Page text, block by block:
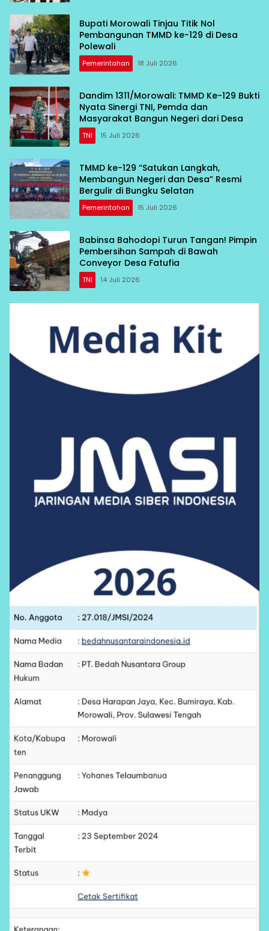
Bupati Morowali Tinjau Titik Nol
Pembangunan TMMD ke-129 di Desa
Polewali
Pemerintahan 18 Juli 2026
Dandim 1311/Morowali: TMMD Ke-129 Bukti
Nyata Sinergi TNI, Pemda dan
Masyarakat Bangun Negeri dari Desa
TNI 15 Juli 2026
TMMD ke-129 “Satukan Langkah,
Membangun Negeri dan Desa” Resmi
Bergulir di Bungku Selatan
Pemerintahan 15 Juli 2026
Babinsa Bahodopi Turun Tangan! Pimpin
Pembersihan Sampah di Bawah
Conveyor Desa Fatufia
TNI 14 Juli 2026